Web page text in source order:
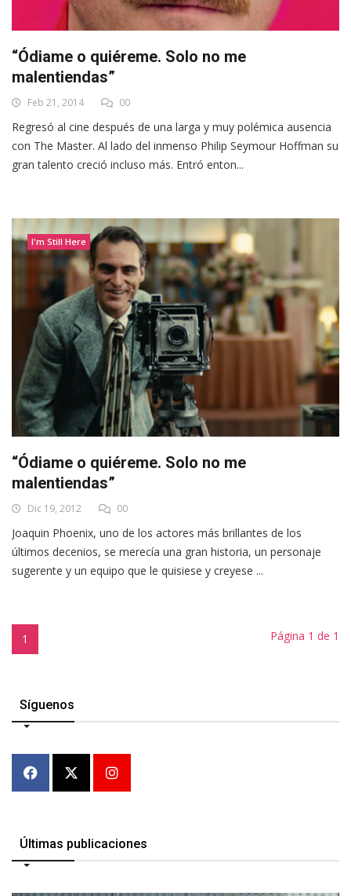
“Ódiame o quiéreme. Solo no me
malentiendas”
Feb 21, 2014 00
Regresó al cine después de una larga y muy polémica ausencia
con The Master. Al lado del inmenso Philip Seymour Hoffman su
gran talento creció incluso más. Entró enton...
I'm Still Here
“Ódiame o quiéreme. Solo no me
malentiendas”
Dic 19, 2012 00
Joaquin Phoenix, uno de los actores más brillantes de los
últimos decenios, se merecía una gran historia, un personaje
sugerente y un equipo que le quisiese y creyese ...
1 Página 1 de 1
Síguenos
Últimas publicaciones